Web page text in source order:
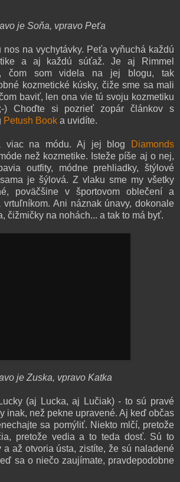
je Soňa, vpravo Peťa
nos na vychytávky. Peťa vyňuchá každú
a aj každú súťaž. Je aj Rimmel
čom som videla na jej blogu, tak
kozmetické kúsky, čiže sme sa mali
baviť, len ona vie tú svoju kozmetiku
) Choďte si pozrieť zopár článkov s
Petush Book a uvidíte.
viac na módu. Aj jej blog
Diamonds
než kozmetike. Isteže píše aj o nej,
outfity, módne prehliadky, štýlové
je šýlová. Z vlaku sme my všetky
poväčšine v športovom oblečení a
vrtuľníkom. Ani náznak únavy, dokonale
čižmičky na nohách... a tak to má byť.
je Zuska, vpravo Katka
(aj Lucka, aj Lučiak) - to sú pravé
inak, než pekne upravené. Aj keď občas
sa pomýliť. Niekto mlčí, pretože
pretože vedia a to teda dosť. Sú to
a až otvoria ústa, zistíte, že sú naladené
sa o niečo zaujímate, pravdepodobne